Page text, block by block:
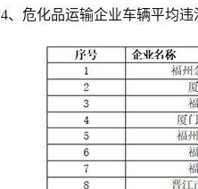
4、危化品运输企业车辆平均